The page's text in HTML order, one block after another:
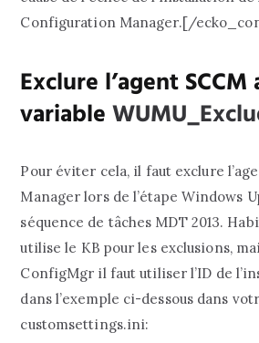
Configuration Manager.[/
Exclure l’agent SCCM
variable
Pour éviter cela, il faut exclure
Manager lors de l’étape Windows
séquence de tâches MDT 2013.
utilise le KB pour les exclusions,
ConfigMgr il faut utiliser l’ID de
dans l’exemple ci-dessous dans
customsettings.ini: